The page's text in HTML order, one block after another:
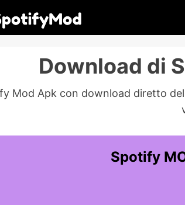
Download di
Mod Apk con download diretto
Spotify